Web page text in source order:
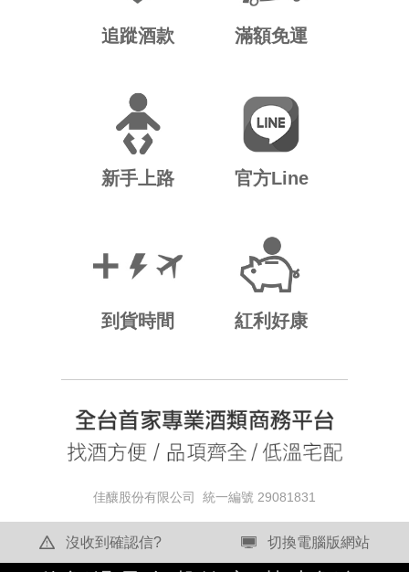
追蹤酒款 滿額免運
新手上路 官方Line
到貨時間 紅利好康
佳釀股份有限公司 統一編號 29081831
沒收到確認信? 切換電腦版網站